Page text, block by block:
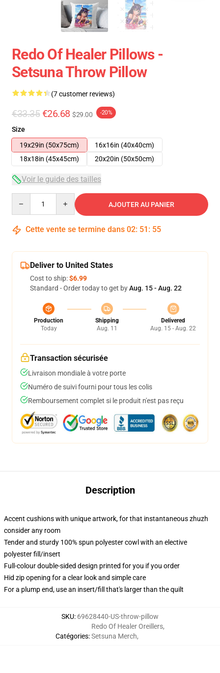
Redo Of Healer Pillows -
Setsuna Throw Pillow
(7 customer reviews)
€33.35 €26.68 $29.00 -20%
Size
19x29in (50x75cm)
16x16in (40x40cm)
18x18in (45x45cm)
20x20in (50x50cm)
Voir le guide des tailles
AJOUTER AU PANIER
Cette vente se termine dans 02: 51 : 54
Deliver to United States
Cost to ship:$6.99
Standard - Order today to get byAug. 15 - Aug. 22
Production
Today
Shipping
Aug. 11
Delivered
Aug. 15 - Aug. 22
Transaction sécurisée
Livraison mondiale à votre porte
Numéro de suivi fourni pour tous les colis
Remboursement complet si le produit n'est pas reçu
Description
Accent cushions with unique artwork, for that instantaneous zhuzh
consider any room
Tender and sturdy 100% spun polyester cowl with an elective
polyester fill/insert
Full-colour double-sided design printed for you if you order
Hid zip opening for a clear look and simple care
For a plump end, use an insert/fill that's larger than the quilt
SKU: 69628440-US-throw-pillow
Catégories:
Redo Of Healer Oreillers,
Setsuna Merch,